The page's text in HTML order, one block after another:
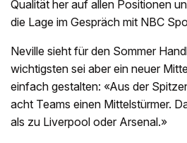
Qualität her auf allen Positionen
die Lage im Gespräch mit NBC
Neville sieht für den Sommer
wichtigsten sei aber ein neuer
einfach gestalten: «Aus der
acht Teams einen Mittelstürmer.
als zu Liverpool oder Arsenal.»